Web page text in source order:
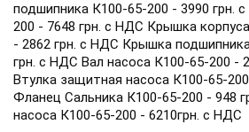
подшипника К100-65-200 - 3990 грн.
200 - 7648 грн. с НДС Крышка
- 2862 грн. с НДС Крышка
грн. с НДС Вал насоса К100-65-200 -
Втулка защитная насоса К100-65-
Фланец Сальника К100-65-200 - 948
насоса К100-65-200 - 6210грн. с НДС